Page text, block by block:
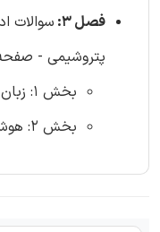
فصل 3:
سوالات
پتروشیمی - صفحه
بخش 1: زبان انگلیسی (35 سوال)
بخش 2: هوش و توانمندی های ذهنی (49 سوال)